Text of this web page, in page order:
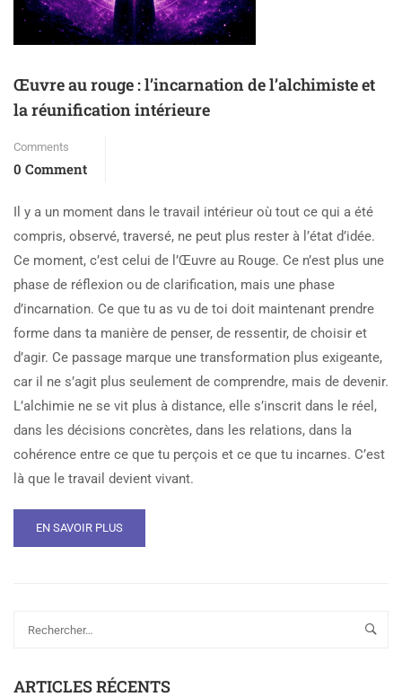
Œuvre au rouge : l’incarnation de l’alchimiste et
la réunification intérieure
Comments
0 Comment
Il y a un moment dans le travail intérieur où tout ce qui a été
compris, observé, traversé, ne peut plus rester à l’état d’idée.
Ce moment, c’est celui de l’Œuvre au Rouge. Ce n’est plus une
phase de réflexion ou de clarification, mais une phase
d’incarnation. Ce que tu as vu de toi doit maintenant prendre
forme dans ta manière de penser, de ressentir, de choisir et
d’agir. Ce passage marque une transformation plus exigeante,
car il ne s’agit plus seulement de comprendre, mais de devenir.
L’alchimie ne se vit plus à distance, elle s’inscrit dans le réel,
dans les décisions concrètes, dans les relations, dans la
cohérence entre ce que tu perçois et ce que tu incarnes. C’est
là que le travail devient vivant.
EN SAVOIR PLUS
ARTICLES RÉCENTS